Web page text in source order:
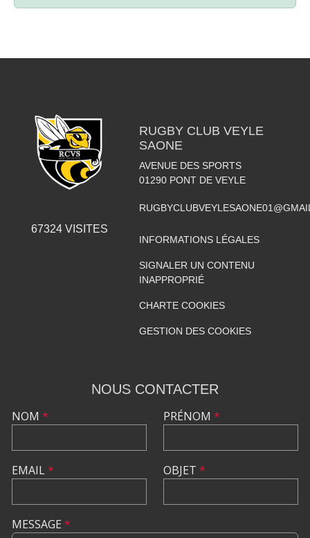
67324VISITES
RUGBY CLUB VEYLE
SAONE
AVENUE DES SPORTS
01290 PONT DE VEYLE
INFORMATIONS LÉGALES
SIGNALER UN CONTENU
INAPPROPRIÉ
CHARTE COOKIES
GESTION DES COOKIES
NOUS CONTACTER
NOM *
EMAIL*
PRÉNOM *
OBJET *
MESSAGE *